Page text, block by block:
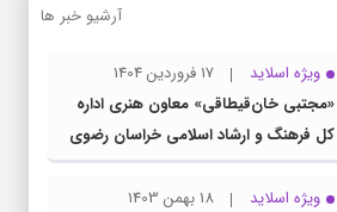
آرشیو خبر ها
ویژه اسلاید
17 فروردین 1404
«مجتبی خان‌قیطاقی» معاون هنری اداره
کل فرهنگ و ارشاد اسلامی خراسان رضوی
شد
ویژه اسلاید
18 بهمن 1403